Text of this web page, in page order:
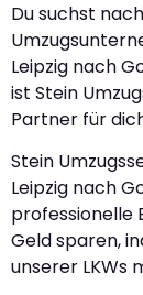
Du suchst
Leipzig nach
ist Stein
Partner für
Stein
Leipzig nach
professionelle
Geld sparen,
unserer LKWs